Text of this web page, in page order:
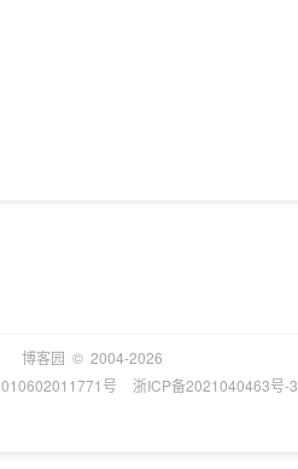
博客园 © 2004-2026
号
浙ICP备2021040463号-3